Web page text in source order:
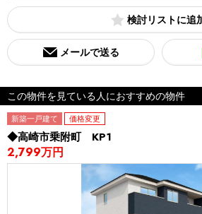
検討リスト
メールで送る
この物件を見ている人におすすめの物件
新築一戸建て 価格変更
◆高崎市乗附町 KP1
2,799万円